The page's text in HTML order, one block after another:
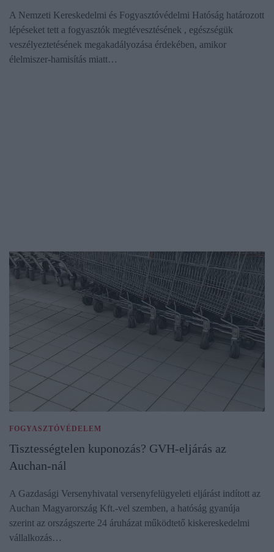
A Nemzeti Kereskedelmi és Fogyasztóvédelmi Hatóság határozott
lépéseket tett a fogyasztók megtévesztésének , egészségük
veszélyeztetésének megakadályozása érdekében, amikor
élelmiszer-hamisítás miatt…
FOGYASZTÓVÉDELEM
Tisztességtelen kuponozás? GVH-eljárás az
Auchan-nál
A Gazdasági Versenyhivatal versenyfelügyeleti eljárást indított az
Auchan Magyarország Kft.-vel szemben, a hatóság gyanúja
szerint az országszerte 24 áruházat működtető kiskereskedelmi
vállalkozás…